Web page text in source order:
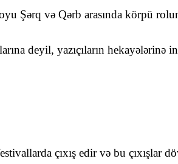
Şərq və Qərb arasında körpü
deyil, yazıçıların hekayələrinə
çıxış edir və bu çıxışlar